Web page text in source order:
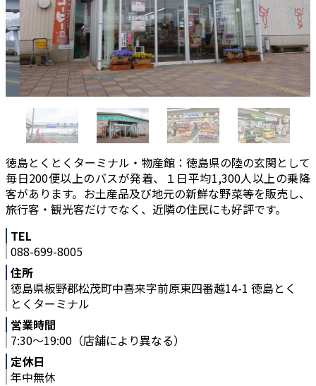
徳島とくとくターミナル・物産館：徳島県の陸の玄関として
毎日200便以上のバスが発着、１日平均1,300人以上の乗降
客があります。お土産品及び地元の新鮮な野菜等を販売し、
旅行客・観光客だけでなく、近隣の住民にも好評です。
TEL
088-699-8005
住所
徳島県板野郡松茂町中喜来字前原東四番越14-1 徳島とく
とくターミナル
営業時間
7:30～19:00（店舗により異なる）
定休日
年中無休